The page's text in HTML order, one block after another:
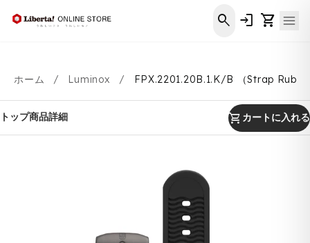
ンツに
進む
search login shopping_cart
ホーム / Luminox / FPX.2201.20B.1.K/B （Strap
トップ商品詳細 shopping_cart カートに入れる